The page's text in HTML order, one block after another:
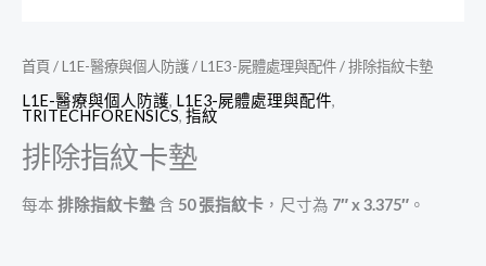
首頁/L1E-醫療與個人防護/L1E3-屍體處理與配件/ 排除指紋卡墊
L1E-醫療與個人防護, L1E3-屍體處理與配件,
TRITECHFORENSICS, 指紋
排除指紋卡墊
每本 排除指紋卡墊 含 50 張指紋卡 ，尺寸為 7″ x 3.375″ 。